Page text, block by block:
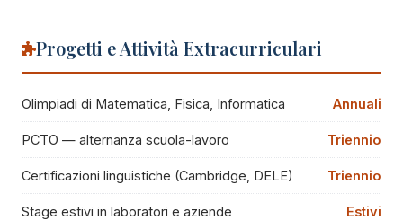
Progetti e Attività Extracurriculari
Olimpiadi di Matematica, Fisica, Informatica Annuali
PCTO — alternanza scuola-lavoro Triennio
Certificazioni linguistiche (Cambridge, DELE) Triennio
Stage estivi in laboratori e aziende Estivi